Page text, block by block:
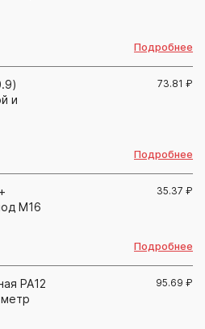
Подробнее
и
73.81 ₽
Подробнее
М16
35.37 ₽
Подробнее
PA12
95.69 ₽